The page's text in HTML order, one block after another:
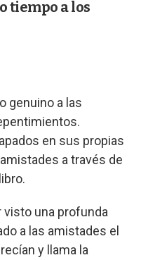
tiempo a los
genuino a las
en sus propias
a través de
visto una profunda
a las amistades el
y llama la